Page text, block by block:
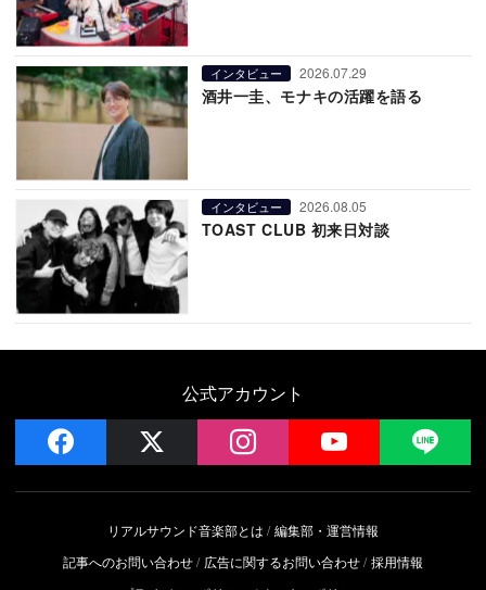
インタビュー 2026.07.29
酒井一圭、モナキの活躍を語る
インタビュー 2026.08.05
TOAST CLUB 初来日対談
公式アカウント
facebook instagram YouTube
リアルサウンド音楽部とは
編集部・運営情報
記事へのお問い合わせ
広告に関するお問い合わせ 採用情報